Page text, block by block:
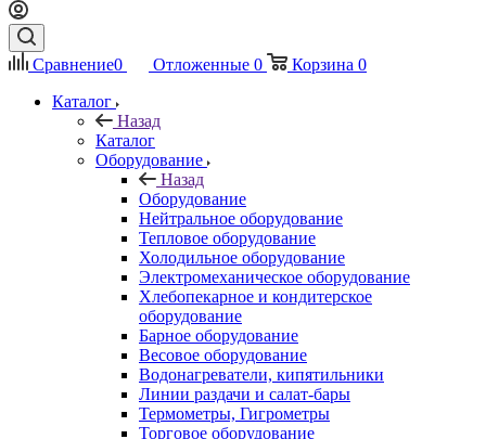
Сравнение0 Отложенные 0 Корзина 0
Каталог
Назад
Каталог
Оборудование
Назад
Оборудование
Нейтральное оборудование
Тепловое оборудование
Холодильное оборудование
Электромеханическое оборудование
Хлебопекарное и кондитерское
оборудование
Барное оборудование
Весовое оборудование
Водонагреватели, кипятильники
Линии раздачи и салат-бары
Термометры, Гигрометры
Торговое оборудование